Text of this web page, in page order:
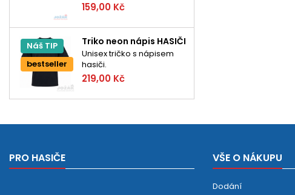
159,00 Kč
Náš TIP
bestseller
Triko neon nápis HASIČI
Unisex tričko s nápisem
hasiči.
219,00 Kč
PRO HASIČE VŠE O NÁKUPU
Dodání